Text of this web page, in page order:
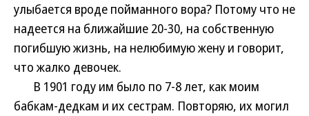
улыбается вроде пойманного вора? Потому что не
надеется на ближайшие 20-30, на собственную
погибшую жизнь, на нелюбимую жену и говорит,
что жалко девочек.
В 1901 году им было по 7-8 лет, как моим
бабкам-дедкам и их сестрам. Повторяю, их могил